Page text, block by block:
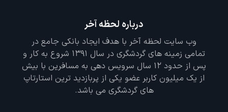
درباره لحظه آخر
وب سایت لحظه آخر با هدف ایجاد بانکی جامع در
تمامی زمینه های گردشگری در سال 1391 شروع به کار و
پس از حدود 12 سال سرویس دهی به مسافرین با بیش
از یک میلیون کاربر عضو یکی از پربازدید ترین استارتاپ
های گردشگری می باشد.